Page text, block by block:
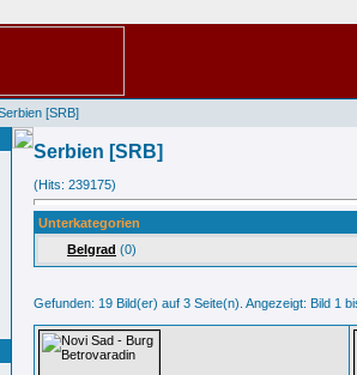
[SRB]
Serbien [SRB]
(Hits: 239175)
Unterkategorien
Belgrad (0)
Gefunden: 19 Bild(er) auf 3 Seite(n). Angezeigt: Bild 1